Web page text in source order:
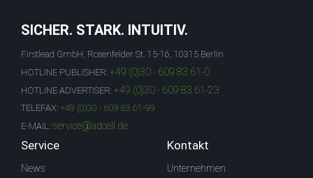
SICHER. STARK. INTUITIV.
Firstlead GmbH, Rosenfelder St. 15-16, 10315 Berlin
HOTLINE PUBLISHER: +49 (0)30 - 609 83 61-0
HOTLINE ADVERTISER: +49 (0)30 - 609 83 61-23
TELEFAX: +49 (0)30 - 609 83 61-99
E-MAIL: service@adcell.de
Service
News
Kontakt
Unternehmen